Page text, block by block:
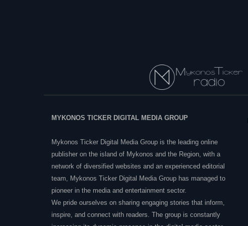
MYKONOS TICKER DIGITAL MEDIA GROUP
Mykonos Ticker Digital Media Group is the leading online
publisher on the island of Mykonos and the Region, with a
network of diversified websites and an experienced editorial
team, Mykonos Ticker Digital Media Group has managed to
pioneer in the media and entertainment sector.
We pride ourselves on sharing engaging stories that inform,
inspire, and connect with readers. The group is constantly